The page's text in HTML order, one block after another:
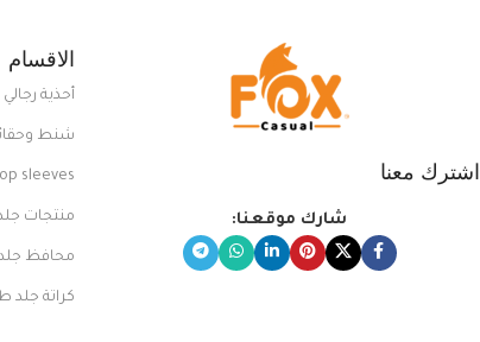
اشترك معنا
شارك موقعنا:
الاقسام
أحذية رجالي
شنط
sleeves
منتجات
محافظ
كراتة جلد